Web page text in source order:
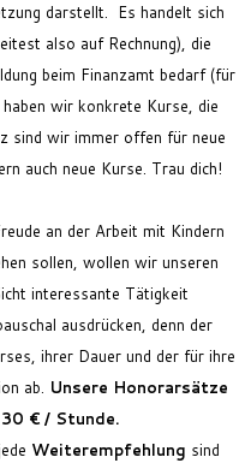
darstellt. Es handelt sich
also auf Rechnung), die
beim Finanzamt bedarf (für
haben wir konkrete Kurse, die
sind wir immer offen für neue
auch neue Kurse. Trau dich!
an der Arbeit mit Kindern
sollen, wollen wir unseren
interessante Tätigkeit
ausdrücken, denn der
ihrer Dauer und der für ihre
ab. Unsere Honorarsätze
€ / Stunde.
Weiterempfehlung sind